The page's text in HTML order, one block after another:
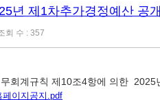
년 제1차추가경정예산 공개
회 수 : 357
회계규칙 제10조4항에 의한 2025
이지공지.pdf